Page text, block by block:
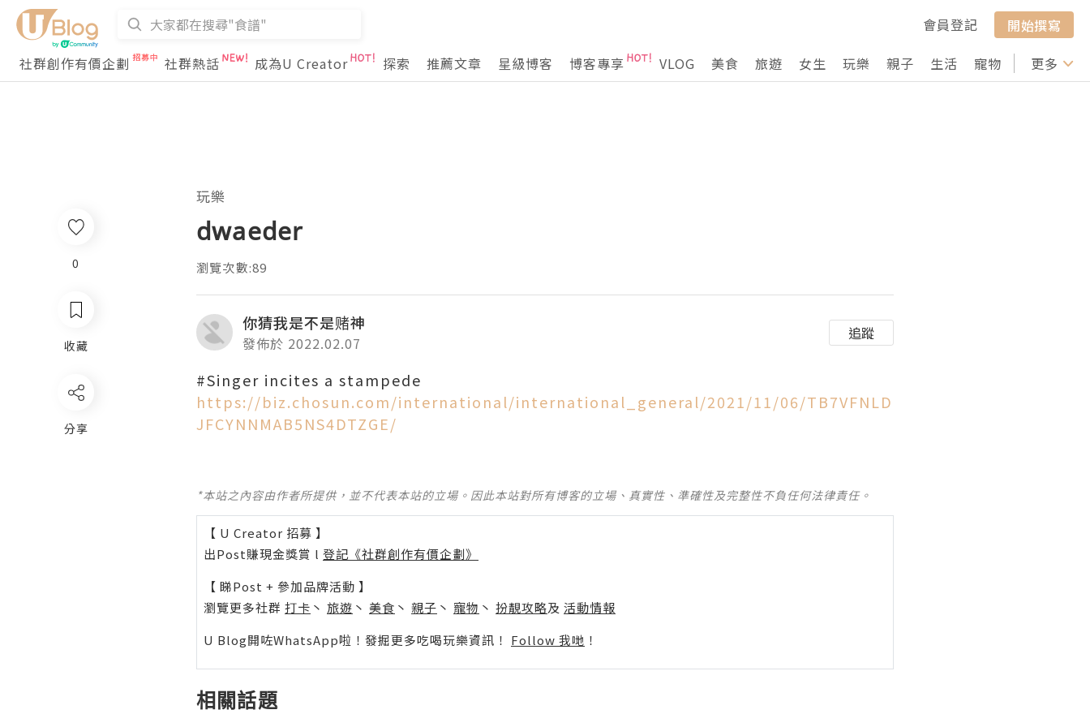
會員登記
開始撰寫
社群創作有價企劃
社群熱話 成為U Creator 探索 推薦文章 星級博客 博客專享 VLOG 美食 旅遊 女生 玩樂 親子 生活 寵物 行山 打卡
更多
玩樂
dwaeder
瀏覽次數:89
你猜我是不是赌神
發佈於 2022.02.07
追蹤
#Singer incites a stampede
https://biz.chosun.com/international/international_general/2021/11/06/TB7VFNLD
JFCYNNMAB5NS4DTZGE/
*本站之內容由作者所提供，並不代表本站的立場。因此本站對所有博客的立場、真實性、準確性及完整性不負任何法律責任。
【 U Creator 招募 】
出Post賺現金獎賞 l 登記《社群創作有價企劃》
【 睇Post + 參加品牌活動 】
瀏覽更多社群 打卡 丶 旅遊 丶 美食 丶 親子 丶 寵物 丶 扮靚攻略及 活動情報
U Blog開咗WhatsApp啦！發掘更多吃喝玩樂資訊！ Follow 我哋 ！
相關話題
0
收藏
分享